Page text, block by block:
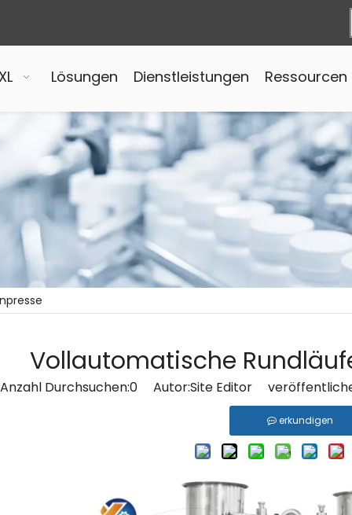
Lösungen Dienstleistungen Ressourcen
Vollautomatische
Anzahl Durchsuchen:0 Autor:Site Editor
erkundigen